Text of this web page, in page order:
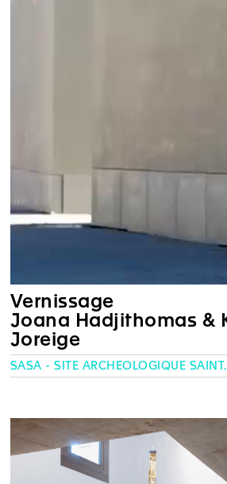
Vernissage
Joana Hadjithomas &
Joreige
SASA -